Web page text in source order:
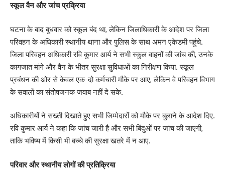
स्कूल वैन और जांच प्रक्रिया
घटना के बाद बुधवार को स्कूल बंद था, लेकिन जिलाधिकारी के आदेश पर जिला
परिवहन के अधिकारी स्थानीय थाना और पुलिस के साथ अमन एकेडमी पहुंचे.
जिला परिवहन अधिकारी रवि कुमार आर्य ने सभी स्कुल वाहनों की जांच की, उनके
कागजात मांगे और वैन के भीतर सुरक्षा सुविधाओं का निरीक्षण किया. स्कूल
प्रबंधन की ओर से केवल एक-दो कर्मचारी मौके पर आए, लेकिन वे परिवहन विभाग
के सवालों का संतोषजनक जवाब नहीं दे सके.
अधिकारीयों ने सख्ती दिखाते हुए सभी जिम्मेदारों को मौके पर बुलाने के आदेश दिए.
रवि कुमार आर्य ने कहा कि जांच जारी है और सभी बिंदुओं पर जांच की जाएगी,
ताकि भविष्य में किसी भी बच्चे की सुरक्षा खतरे में न आए.
परिवार और स्थानीय लोगों की प्रतिक्रिया